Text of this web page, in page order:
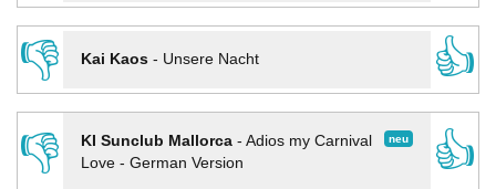
👎
Kai Kaos- Unsere Nacht
👍
👎
neu
KI Sunclub Mallorca- Adios my Carnival
Love - German Version
👍